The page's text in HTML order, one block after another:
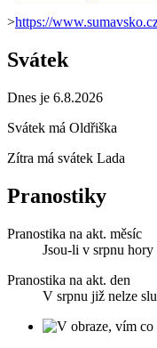
>https://
Svátek
Dnes je 6.8.2026
Svátek má Oldřiška
Zítra má svátek Lada
Pranostiky
Pranostika na akt. měsíc
Jsou-li v srpnu
Pranostika na akt. den
V srpnu již nelze